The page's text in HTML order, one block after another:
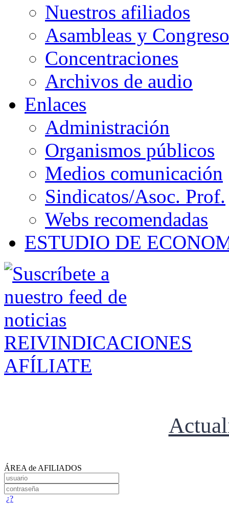
Nuestros afiliados
Asambleas y
Concentraciones
Archivos de audio
Enlaces
Administración
Organismos públicos
Medios comunicación
Sindicatos/Asoc. Prof.
Webs recomendadas
ESTUDIO DE
REIVINDICACIONES
AFÍLIATE
ÁREA de AFILIADOS
¿?